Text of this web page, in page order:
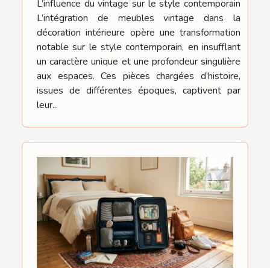
L’influence du vintage sur le style contemporain
L’intégration de meubles vintage dans la
décoration intérieure opère une transformation
notable sur le style contemporain, en insufflant
un caractère unique et une profondeur singulière
aux espaces. Ces pièces chargées d’histoire,
issues de différentes époques, captivent par
leur...